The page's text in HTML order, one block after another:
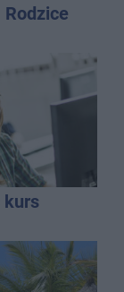
kurs